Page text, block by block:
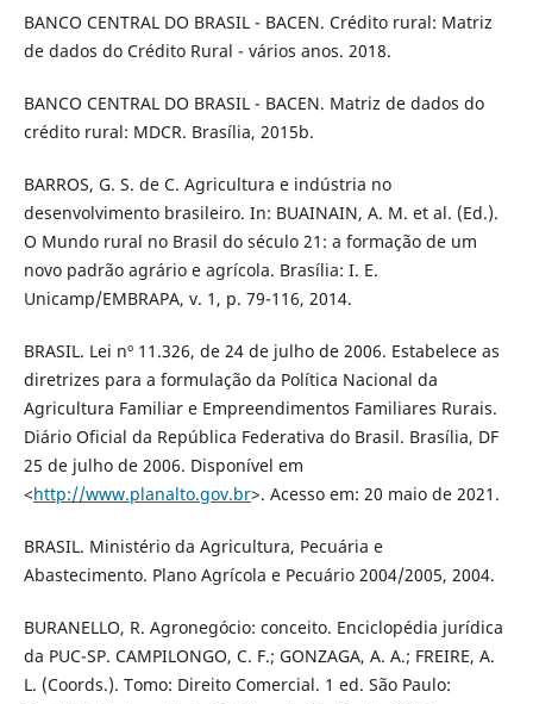
BANCO CENTRAL DO BRASIL - BACEN. Crédito rural: Matriz
de dados do Crédito Rural - vários anos. 2018.
BANCO CENTRAL DO BRASIL - BACEN. Matriz de dados do
crédito rural: MDCR. Brasília, 2015b.
BARROS, G. S. de C. Agricultura e indústria no
desenvolvimento brasileiro. In: BUAINAIN, A. M. et al. (Ed.).
O Mundo rural no Brasil do século 21: a formação de um
novo padrão agrário e agrícola. Brasília: I. E.
Unicamp/EMBRAPA, v. 1, p. 79-116, 2014.
BRASIL. Lei nº 11.326, de 24 de julho de 2006. Estabelece as
diretrizes para a formulação da Política Nacional da
Agricultura Familiar e Empreendimentos Familiares Rurais.
Diário Oficial da República Federativa do Brasil. Brasília, DF
25 de julho de 2006. Disponível em
<http://www.planalto.gov.br>. Acesso em: 20 maio de 2021.
BRASIL. Ministério da Agricultura, Pecuária e
Abastecimento. Plano Agrícola e Pecuário 2004/2005, 2004.
BURANELLO, R. Agronegócio: conceito. Enciclopédia jurídica
da PUC-SP. CAMPILONGO, C. F.; GONZAGA, A. A.; FREIRE, A.
L. (Coords.). Tomo: Direito Comercial. 1 ed. São Paulo: